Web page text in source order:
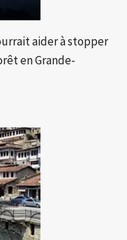
aider à stopper
en Grande-